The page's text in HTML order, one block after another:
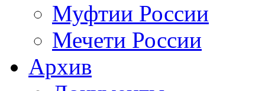
Муфтии России
Мечети России
Архив